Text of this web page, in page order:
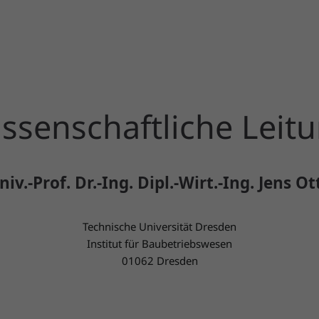
Prof. Dr.-Ing. Dipl.-Wirt.-Ing. Jens
Technische Universität Dresden
Institut für Baubetriebswesen
01062 Dresden